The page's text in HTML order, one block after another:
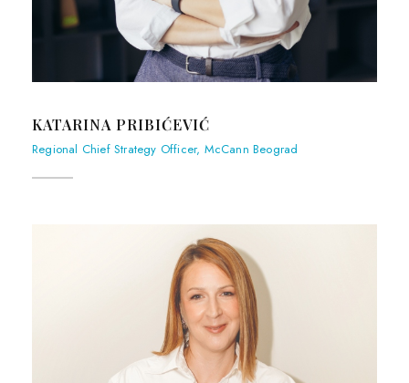
KATARINA PRIBIĆEVIĆ
Regional Chief Strategy Officer, McCann Beograd